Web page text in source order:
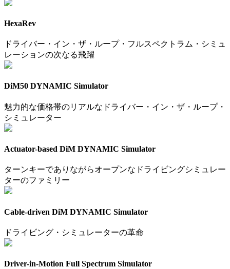
HexaRev
ドライバー・イン・ザ・ループ・フルスペクトラム・シミュ
レーションの次なる飛躍
DiM50 DYNAMIC Simulator
魅力的な価格帯のリアルなドライバー・イン・ザ・ループ・
シミュレーター
Actuator-based DiM DYNAMIC Simulator
ターンキーでありながらオープンなドライビングシミュレー
ターのファミリー
Cable-driven DiM DYNAMIC Simulator
ドライビング・シミュレーターの革命
Driver-in-Motion Full Spectrum Simulator